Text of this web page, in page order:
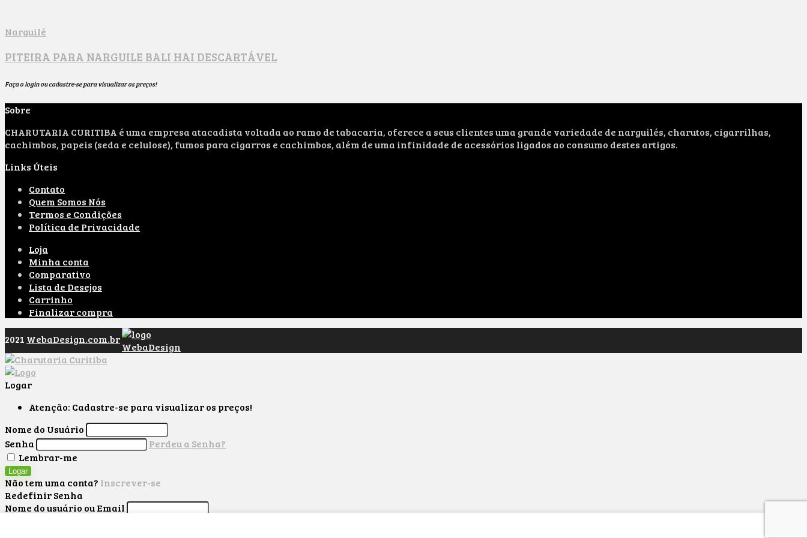
Narguilé
PITEIRA PARA NARGUILE BALI HAI DESCARTÁVEL
Faça o login ou cadastre-se para visualizar os preços!
Sobre
CHARUTARIA CURITIBA é uma empresa atacadista voltada ao ramo de tabacaria, oferece a seus clientes uma grande variedade de narguilés, charutos, cigarrilhas,
cachimbos, papeis (seda e celulose), fumos para cigarros e cachimbos, além de uma infinidade de acessórios ligados ao consumo destes artigos.
Links Úteis
Contato
Quem Somos Nós
Termos e Condições
Política de Privacidade
Loja
Minha conta
Comparativo
Lista de Desejos
Carrinho
Finalizar compra
2021 WebaDesign.com.br
Logar
Atenção: Cadastre-se para visualizar os preços!
Nome do Usuário
Senha
Perdeu a Senha?
Lembrar-me
Logar
Não tem uma conta? Inscrever-se
Redefinir Senha
Nome do usuário ou Email